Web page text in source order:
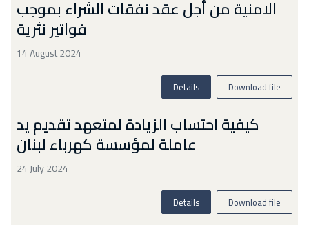
الامنية من أجل عقد نفقات الشراء بموجب
فواتير نثرية
14 August 2024
Details Download file
كيفية احتساب الزيادة لمتعهد تقديم يد
عاملة لمؤسسة كهرباء لبنان
24 July 2024
Details Download file